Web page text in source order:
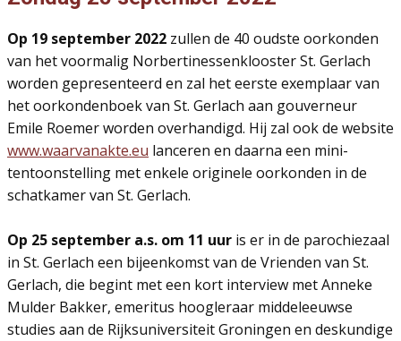
Op 19 september 2022 zullen de 40 oudste oorkonden
van het voormalig Norbertinessenklooster St. Gerlach
worden gepresenteerd en zal het eerste exemplaar van
het oorkondenboek van St. Gerlach aan gouverneur
Emile Roemer worden overhandigd. Hij zal ook de website
www.waarvanakte.eu lanceren en daarna een mini-
tentoonstelling met enkele originele oorkonden in de
schatkamer van St. Gerlach.
Op 25 september a.s. om 11 uur is er in de parochiezaal
in St. Gerlach een bijeenkomst van de Vrienden van St.
Gerlach, die begint met een kort interview met Anneke
Mulder Bakker, emeritus hoogleraar middeleeuwse
studies aan de Rijksuniversiteit Groningen en deskundige